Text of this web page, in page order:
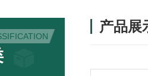
产品展